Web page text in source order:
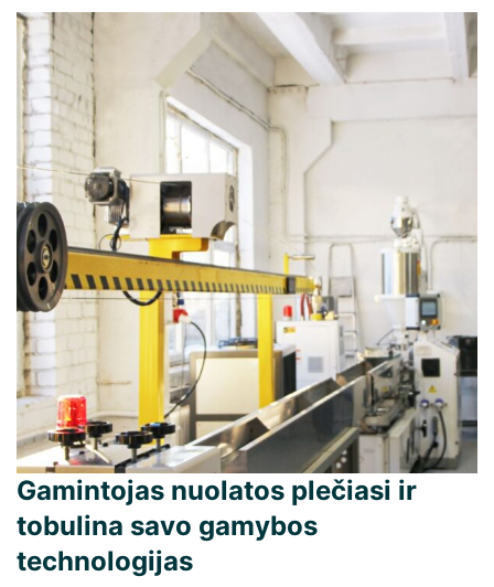
Gamintojas nuolatos plečiasi ir
tobulina savo gamybos
technologijas